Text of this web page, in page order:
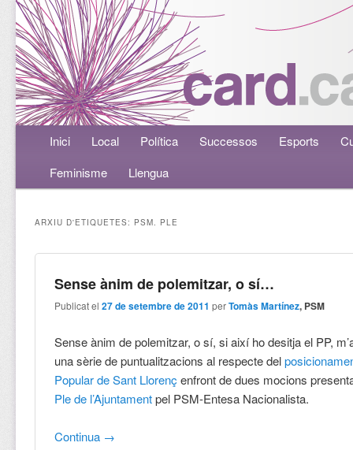
Menú principalAneu al contingut principal
Aneu al contingut secundari
Inici Local Política Successos Esports
Feminisme
Llengua
ARXIU D'ETIQUETES: PSM. PLE
Sense ànim de polemitzar, o sí…
Publicat el27 de setembre de 2011 perTomàs Martínez, PSM
Sense ànim de polemitzar, o sí, si així ho desitja el PP,
una sèrie de puntualitzacions al respecte del
Popular de Sant Llorenç enfront de dues mocions
Ple de l’Ajuntamentpel PSM-Entesa Nacionalista.
Continua →